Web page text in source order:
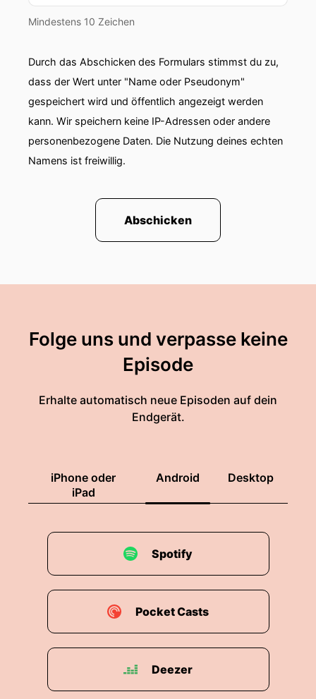
Mindestens 10 Zeichen
Durch das Abschicken des Formulars stimmst du zu,
dass der Wert unter "Name oder Pseudonym"
gespeichert wird und öffentlich angezeigt werden
kann. Wir speichern keine IP-Adressen oder andere
personenbezogene Daten. Die Nutzung deines echten
Namens ist freiwillig.
Abschicken
Folge uns und verpasse keine
Episode
Erhalte automatisch neue Episoden auf dein
Endgerät.
iPhone oder
iPad
Android Desktop
Spotify
Pocket Casts
Deezer